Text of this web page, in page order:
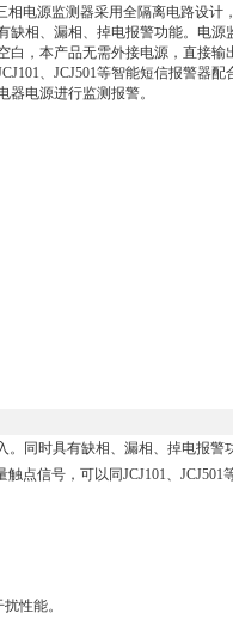
相电源监测器采用全隔离电路设计
缺相、漏相、掉电报警功能。电
白，本产品无需外接电源，直接输
、JCJ501等智能短信报警器
器电源进行监测报警。
同时具有缺相、漏相、掉电报警
点信号，可以同JCJ101、JCJ501
性能。